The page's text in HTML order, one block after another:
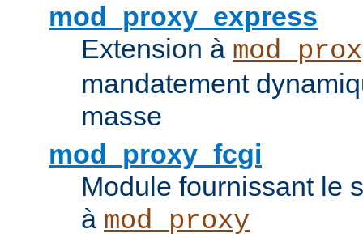
mod_proxy_express
Extension à
mandatement
masse
mod_proxy_fcgi
Module fournissant le
à mod_proxy